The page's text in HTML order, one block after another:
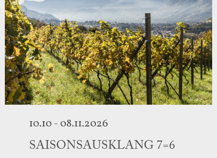
10.10 - 08.11.2026
SAISONSAUSKLANG 7=6